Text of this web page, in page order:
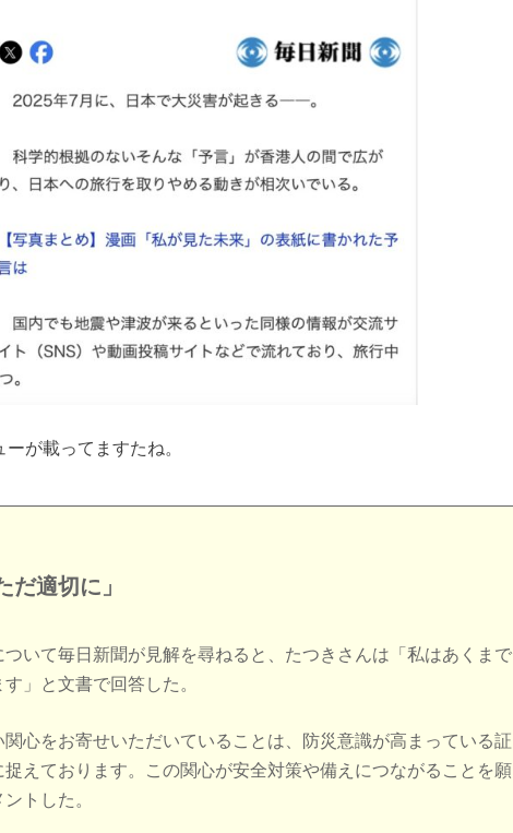
が載ってますたね。
適切に」
いて毎日新聞が見解を尋ねると、たつきさんは「私はあくまで
」と文書で回答した。
心をお寄せいただいていることは、防災意識が高まっている証
えております。この関心が安全対策や備えにつながることを願
トした。